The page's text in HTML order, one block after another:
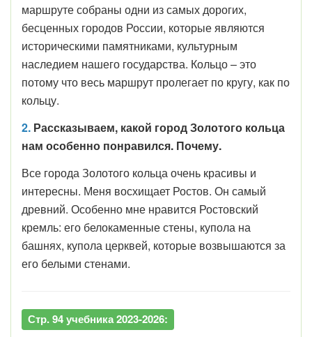
маршруте собраны одни из самых дорогих,
бесценных городов России, которые являются
историческими памятниками, культурным
наследием нашего государства. Кольцо – это
потому что весь маршрут пролегает по кругу, как по
кольцу.
2. Рассказываем, какой город Золотого кольца
нам особенно понравился. Почему.
Все города Золотого кольца очень красивы и
интересны. Меня восхищает Ростов. Он самый
древний. Особенно мне нравится Ростовский
кремль: его белокаменные стены, купола на
башнях, купола церквей, которые возвышаются за
его белыми стенами.
Стр. 94 учебника 2023-2026: